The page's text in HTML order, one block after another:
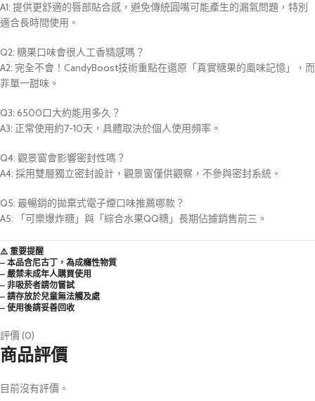
A1: 提供更舒適的唇部貼合感，避免傳統圓嘴可能產生的漏氣問題，特別
適合長時間使用。
Q2: 糖果口味會很人工香精感嗎？
A2: 完全不會！CandyBoost技術重點在還原「真實糖果的風味記憶」，而
非單一甜味。
Q3: 6500口大約能用多久？
A3: 正常使用約7-10天，具體取決於個人使用頻率。
Q4: 觀景窗會影響密封性嗎？
A4: 採用雙層獨立密封設計，觀景窗僅供觀察，不參與密封系統。
Q5: 最暢銷的拋棄式電子煙口味推薦哪款？
A5: 「可樂爆炸糖」與「綜合水果QQ糖」長期佔據銷售前三。
⚠️ 重要提醒
– 本品含尼古丁，為成癮性物質
– 嚴禁未成年人購買使用
– 非吸菸者請勿嘗試
– 請存放於兒童無法觸及處
– 使用後請妥善回收
評價 (0)
商品評價
目前沒有評價。